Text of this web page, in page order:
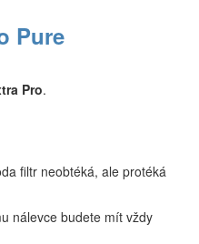
Pure
Pro.
filtr neobtéká, ale protéká
nálevce budete mít vždy